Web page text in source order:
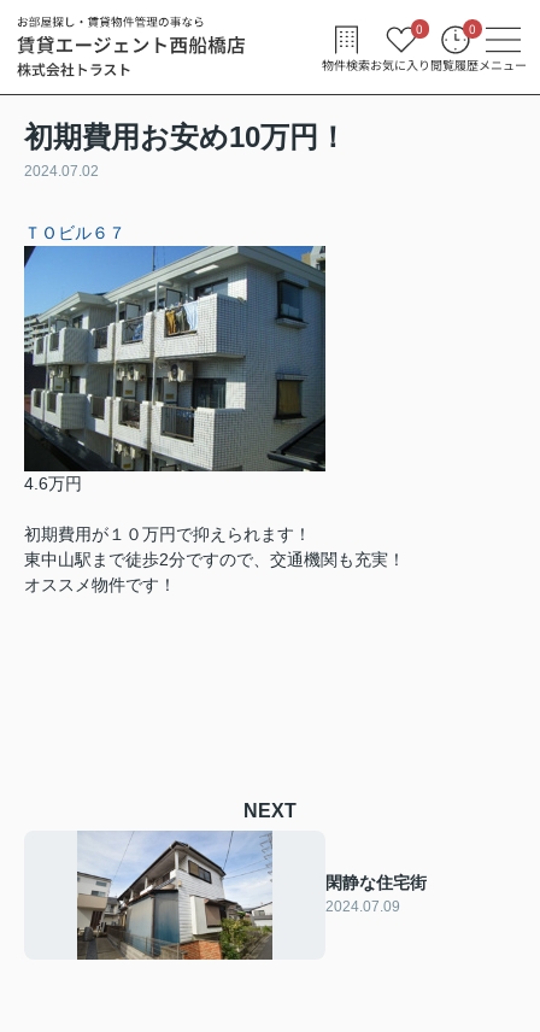
物件検索お気に入り
0
閲覧履歴
0
メニュー
初期費用お安め10万円！
2024.07.02
ＴＯビル６７
4.6万円
初期費用が１０万円で抑えられます！
東中山駅まで徒歩2分ですので、交通機関も充実！
オススメ物件です！
NEXT
閑静な住宅街
2024.07.09